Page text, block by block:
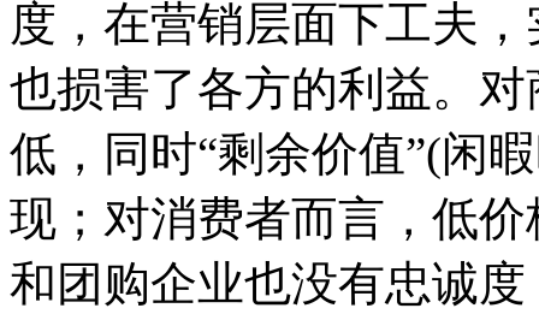
度，在营销层面下工夫
也损害了各方的利益。
低，同时“剩余价值”(闲
现；对消费者而言，低
和团购企业也没有忠诚